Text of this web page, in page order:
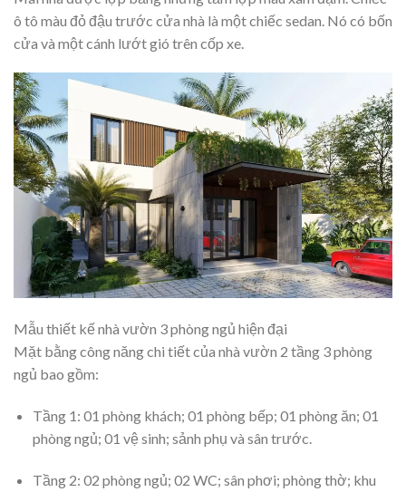
ô tô màu đỏ đậu trước cửa nhà là một chiếc sedan. Nó có bốn
cửa và một cánh lướt gió trên cốp xe.
Mẫu thiết kế nhà vườn 3 phòng ngủ hiện đại
Mặt bằng công năng chi tiết của nhà vườn 2 tầng 3 phòng
ngủ bao gồm:
Tầng 1: 01 phòng khách; 01 phòng bếp; 01 phòng ăn; 01
phòng ngủ; 01 vệ sinh; sảnh phụ và sân trước.
Tầng 2: 02 phòng ngủ; 02 WC; sân phơi; phòng thờ; khu